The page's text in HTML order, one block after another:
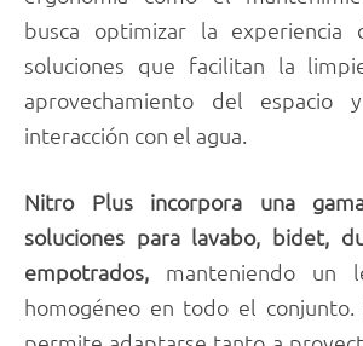
busca optimizar la experiencia
soluciones que facilitan la
aprovechamiento del espacio
interacción con el agua.
Nitro Plus incorpora una
soluciones para lavabo, bidet,
empotrados, manteniendo un
homogéneo en todo el conjunto.